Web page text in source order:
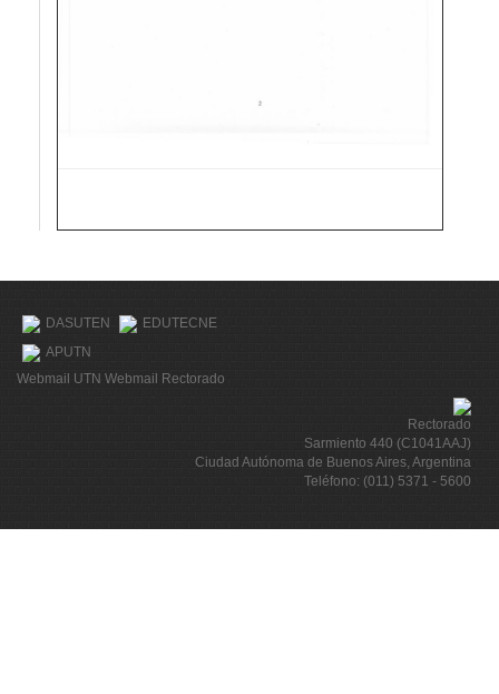
DASUTEN
EDUTECNE
APUTN
Webmail UTN Webmail Rectorado
Rectorado
Sarmiento 440 (C1041AAJ)
Ciudad Autónoma de Buenos Aires, Argentina
Teléfono: (011) 5371 - 5600